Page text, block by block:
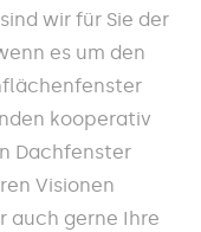
wir für Sie der
es um den
kooperativ
Dachfenster
Visionen
auch gerne Ihre